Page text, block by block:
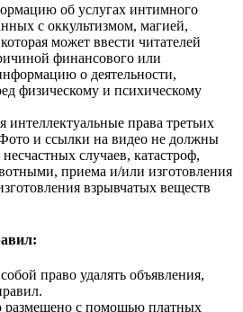
об услугах интимного
с оккультизмом, магией,
может ввести читателей
финансового или
о деятельности,
физическому и психическому
права третьих
и ссылки на видео не должны
случаев, катастроф,
приема и/или изготовления
взрывчатых веществ
право удалять объявления,
размещено с помощью платных